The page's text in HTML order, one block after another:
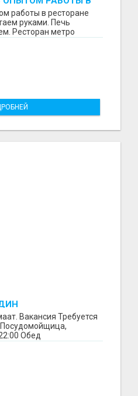
работы в ресторане
руками. Печь
Ресторан метро
Вакансия Требуется
Обед